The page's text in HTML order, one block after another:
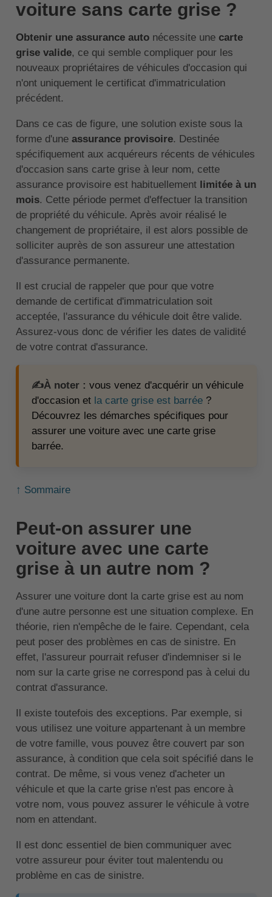
voiture sans carte grise ?
Obtenir une assurance autonécessite une carte
grise valide, ce qui semble compliquer pour les
nouveaux propriétaires de véhicules d'occasion qui
n'ont uniquement le certificat d'immatriculation
précédent.
Dans ce cas de figure, une solution existe sous la
forme d'une assurance provisoire. Destinée
spécifiquement aux acquéreurs récents de véhicules
d'occasion sans carte grise à leur nom, cette
assurance provisoire est habituellement limitée à un
mois. Cette période permet d'effectuer la transition
de propriété du véhicule. Après avoir réalisé le
changement de propriétaire, il est alors possible de
solliciter auprès de son assureur une attestation
d'assurance permanente.
Il est crucial de rappeler que pour que votre
demande de certificat d'immatriculation soit
acceptée, l'assurance du véhicule doit être valide.
Assurez-vous donc de vérifier les dates de validité
de votre contrat d'assurance.
✍️À noter : vous venez d'acquérir un véhicule
d'occasion et la carte grise est barrée?
Découvrez les démarches spécifiques pour
assurer une voiture avec une carte grise
barrée.
↑ Sommaire
Peut-on assurer une
voiture avec une carte
grise à un autre nom ?
Assurer une voiture dont la carte grise est au nom
d'une autre personne est une situation complexe. En
théorie, rien n'empêche de le faire. Cependant, cela
peut poser des problèmes en cas de sinistre. En
effet, l'assureur pourrait refuser d'indemniser si le
nom sur la carte grise ne correspond pas à celui du
contrat d'assurance.
Il existe toutefois des exceptions. Par exemple, si
vous utilisez une voiture appartenant à un membre
de votre famille, vous pouvez être couvert par son
assurance, à condition que cela soit spécifié dans le
contrat. De même, si vous venez d'acheter un
véhicule et que la carte grise n'est pas encore à
votre nom, vous pouvez assurer le véhicule à votre
nom en attendant.
Il est donc essentiel de bien communiquer avec
votre assureur pour éviter tout malentendu ou
problème en cas de sinistre.